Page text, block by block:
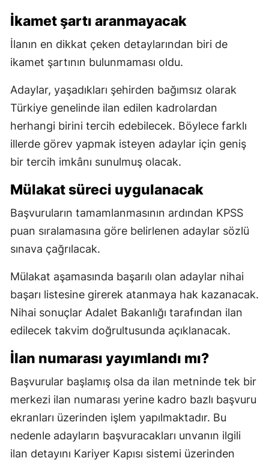
İkamet şartı aranmayacak
İlanın en dikkat çeken detaylarından biri de
ikamet şartının bulunmaması oldu.
Adaylar, yaşadıkları şehirden bağımsız olarak
Türkiye genelinde ilan edilen kadrolardan
herhangi birini tercih edebilecek. Böylece farklı
illerde görev yapmak isteyen adaylar için geniş
bir tercih imkânı sunulmuş olacak.
Mülakat süreci uygulanacak
Başvuruların tamamlanmasının ardından KPSS
puan sıralamasına göre belirlenen adaylar sözlü
sınava çağrılacak.
Mülakat aşamasında başarılı olan adaylar nihai
başarı listesine girerek atanmaya hak kazanacak.
Nihai sonuçlar Adalet Bakanlığı tarafından ilan
edilecek takvim doğrultusunda açıklanacak.
İlan numarası yayımlandı mı?
Başvurular başlamış olsa da ilan metninde tek bir
merkezi ilan numarası yerine kadro bazlı başvuru
ekranları üzerinden işlem yapılmaktadır. Bu
nedenle adayların başvuracakları unvanın ilgili
ilan detayını Kariyer Kapısı sistemi üzerinden